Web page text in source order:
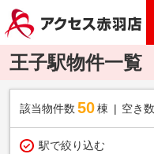
王子駅物件一覧
該当物件数 50棟 空き数
駅で絞り込む